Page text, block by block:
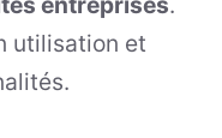
utilisation et